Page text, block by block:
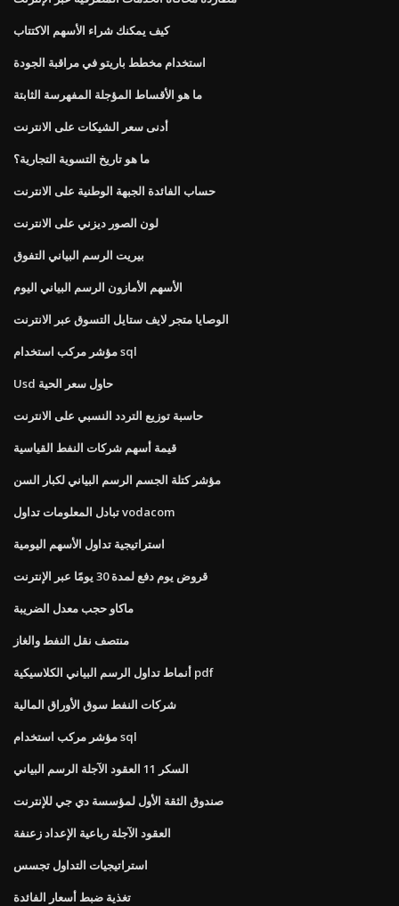
كيف يمكنك شراء الأسهم الاكتتاب
استخدام مخطط باريتو في مراقبة الجودة
ما هو الأقساط المؤجلة المفهرسة الثابتة
أدنى سعر الشيكات على الانترنت
ما هو تاريخ التسوية التجارية؟
حساب الفائدة الجبهة الوطنية على الانترنت
لون الصور ديزني على الانترنت
بيريت الرسم البياني التفوق
الأسهم الأمازون الرسم البياني اليوم
الوصايا متجر لايف ستايل التسوق عبر الانترنت
مؤشر مركب استخدام sql
Usd حاول سعر الحية
حاسبة توزيع التردد النسبي على الانترنت
قيمة أسهم شركات النفط القياسية
مؤشر كتلة الجسم الرسم البياني لكبار السن
تبادل المعلومات تداول vodacom
استراتيجية تداول الأسهم اليومية
قروض يوم دفع لمدة 30 يومًا عبر الإنترنت
ماكاو حجب معدل الضريبة
منتصف نقل النفط والغاز
أنماط تداول الرسم البياني الكلاسيكية pdf
شركات النفط سوق الأوراق المالية
مؤشر مركب استخدام sql
السكر 11 العقود الآجلة الرسم البياني
صندوق الثقة الأول لمؤسسة دي جي للإنترنت
العقود الآجلة رباعية الإعداد زعنفة
استراتيجيات التداول تجسس
تغذية ضبط أسعار الفائدة